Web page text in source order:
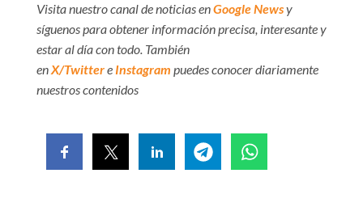
Visita nuestro canal de noticias enGoogle Newsy
síguenos para obtener información precisa, interesante y
estar al día con todo. También
enX/Twittere Instagram puedes conocer diariamente
nuestros contenidos